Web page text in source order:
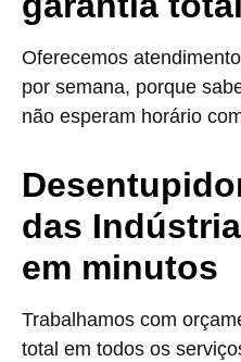
Oferecemos
por semana, porque
não esperam horário
das
em minutos
Trabalhamos com
total em todos os